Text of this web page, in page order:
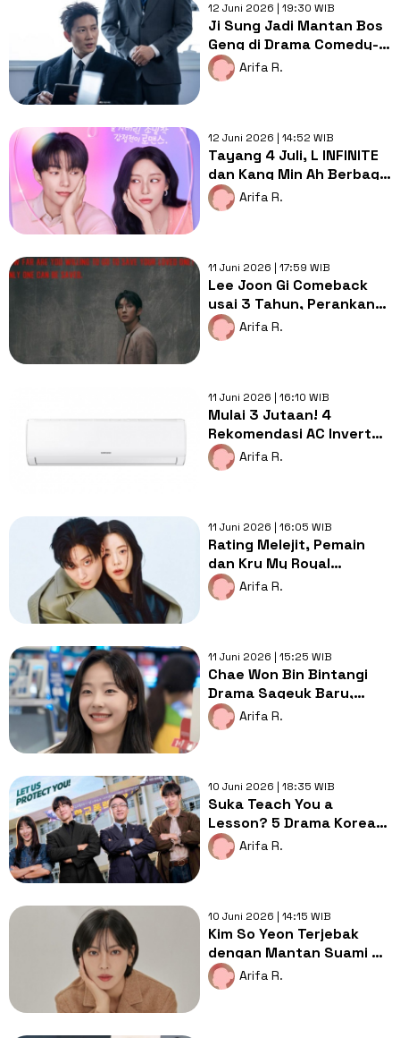
12 Juni 2026 | 19:30 WIB
Ji Sung Jadi Mantan Bos
Geng di Drama Comedy-
Thriller 'The Apartment
Job'
Arifa R.
12 Juni 2026 | 14:52 WIB
Tayang 4 Juli, L INFINITE
dan Kang Min Ah Berbagi
Emosi di Drama Love in
Sync
Arifa R.
11 Juni 2026 | 17:59 WIB
Lee Joon Gi Comeback
usai 3 Tahun, Perankan
Sosok Ayah di Drama
kiDnap GAME
Arifa R.
11 Juni 2026 | 16:10 WIB
Mulai 3 Jutaan! 4
Rekomendasi AC Inverter
1 PK dengan Watt Rendah
Arifa R.
11 Juni 2026 | 16:05 WIB
Rating Melejit, Pemain
dan Kru My Royal
Nemesis Rencanakan Trip
ke Vietnam
Arifa R.
11 Juni 2026 | 15:25 WIB
Chae Won Bin Bintangi
Drama Sageuk Baru,
Kisahkan Cinta Dayang
dan Pangeran
Arifa R.
10 Juni 2026 | 18:35 WIB
Suka Teach You a
Lesson? 5 Drama Korea
Ini Fokus Beresin Kriminal
Remaja
Arifa R.
10 Juni 2026 | 14:15 WIB
Kim So Yeon Terjebak
dengan Mantan Suami di
Drama Rediscovery of
Love
Arifa R.